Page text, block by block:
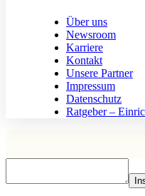
Über uns
Newsroom
Karriere
Kontakt
Unsere Partner
Impressum
Datenschutz
Ratgeber –